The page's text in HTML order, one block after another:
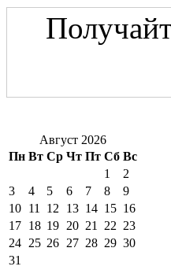
Август 2026
Пн Вт Ср Чт Пт Сб Вс
1
2
3
4 5 6 7 8
9
10 11 12 13 14 15 16
17 18 19 20 21 22 23
24 25 26 27 28 29 30
31